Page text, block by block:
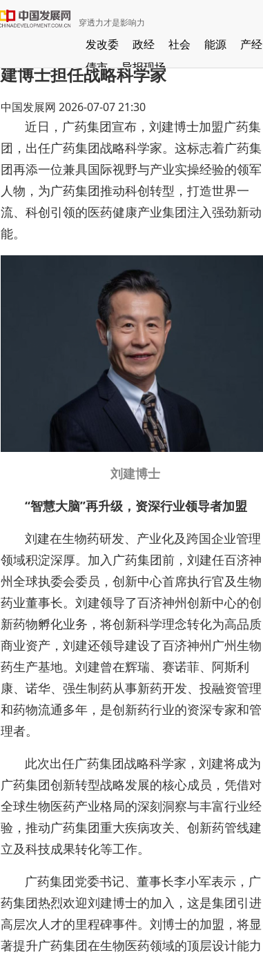
穿透力才是影响力
发改委 政经 社会 能源
产经
债市
导报现场
长江经济带
品牌
发展导航
京津冀协同发展
一带一路
G60
国家援疆
中部崛起
全国闲置资产信息共享平台
揽获国际顶尖人才！广药集团引进刘
建博士担任战略科学家
中国发展网 2026-07-07 21:30
近日，广药集团宣布，刘建博士加盟广药集
团，出任广药集团战略科学家。这标志着广药集
团再添一位兼具国际视野与产业实操经验的领军
人物，为广药集团推动科创转型，打造世界一
流、科创引领的医药健康产业集团注入强劲新动
能。
刘建博士
“智慧大脑”再升级，资深行业领导者加盟
刘建在生物药研发、产业化及跨国企业管理
领域积淀深厚。加入广药集团前，刘建任百济神
州全球执委会委员，创新中心首席执行官及生物
药业董事长。刘建领导了百济神州创新中心的创
新药物孵化业务，将创新科学理念转化为高品质
商业资产，刘建还领导建设了百济神州广州生物
药生产基地。刘建曾在辉瑞、赛诺菲、阿斯利
康、诺华、强生制药从事新药开发、投融资管理
和药物流通多年，是创新药行业的资深专家和管
理者。
此次出任广药集团战略科学家，刘建将成为
广药集团创新转型战略发展的核心成员，凭借对
全球生物医药产业格局的深刻洞察与丰富行业经
验，推动广药集团重大疾病攻关、创新药管线建
立及科技成果转化等工作。
广药集团党委书记、董事长李小军表示，广
药集团热烈欢迎刘建博士的加入，这是集团引进
高层次人才的里程碑事件。刘博士的加盟，将显
著提升广药集团在生物医药领域的顶层设计能力